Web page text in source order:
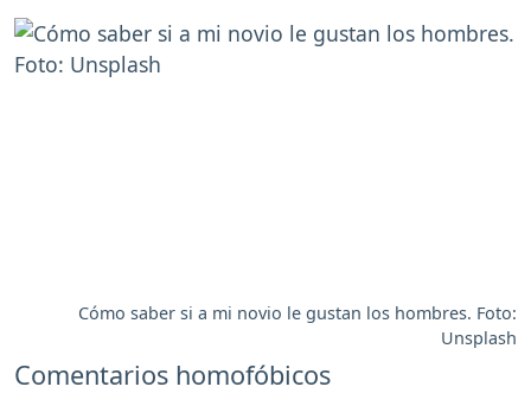
Cómo saber si a mi novio le gustan los hombres. Foto:
Unsplash
Comentarios homofóbicos